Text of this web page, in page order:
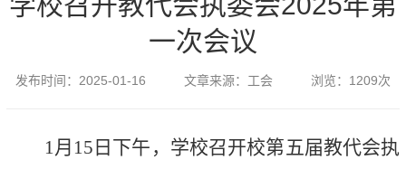
一次会议
发布时间： 2025-01-16 文章来源： 工会浏览： 1209次
1月15日下午，学校召开校第五届教代会执